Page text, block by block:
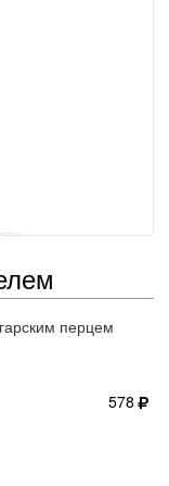
перцем
578